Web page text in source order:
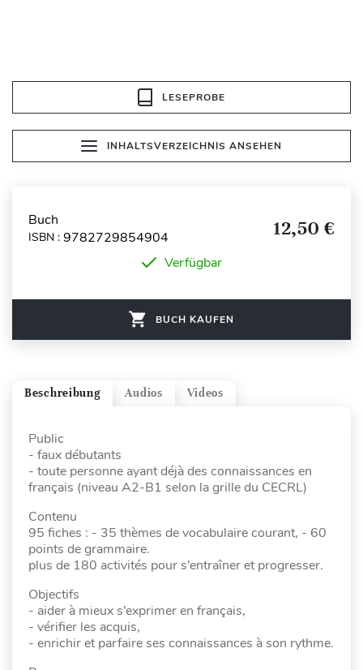
LESEPROBE
INHALTSVERZEICHNIS ANSEHEN
Buch
ISBN : 9782729854904 12,50 €
Verfügbar
BUCH KAUFEN
Videos
Audios
Beschreibung
Public
- faux débutants
- toute personne ayant déjà des connaissances en
français (niveau A2-B1 selon la grille du CECRL)
Contenu
95 fiches : - 35 thèmes de vocabulaire courant, - 60
points de grammaire.
plus de 180 activités pour s’entraîner et progresser.
Objectifs
- aider à mieux s’exprimer en français,
- vérifier les acquis,
- enrichir et parfaire ses connaissances à son rythme.